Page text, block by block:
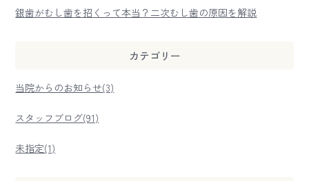
銀歯がむし歯を招くって本当？二次むし歯の原因を解説
カテゴリー
当院からのお知らせ(3)
スタッフブログ(91)
未指定(1)